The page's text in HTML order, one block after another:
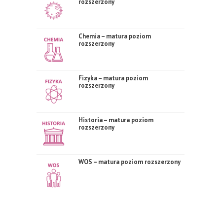
rozszerzony
Chemia – matura poziom
rozszerzony
Fizyka – matura poziom
rozszerzony
Historia – matura poziom
rozszerzony
WOS – matura poziom rozszerzony